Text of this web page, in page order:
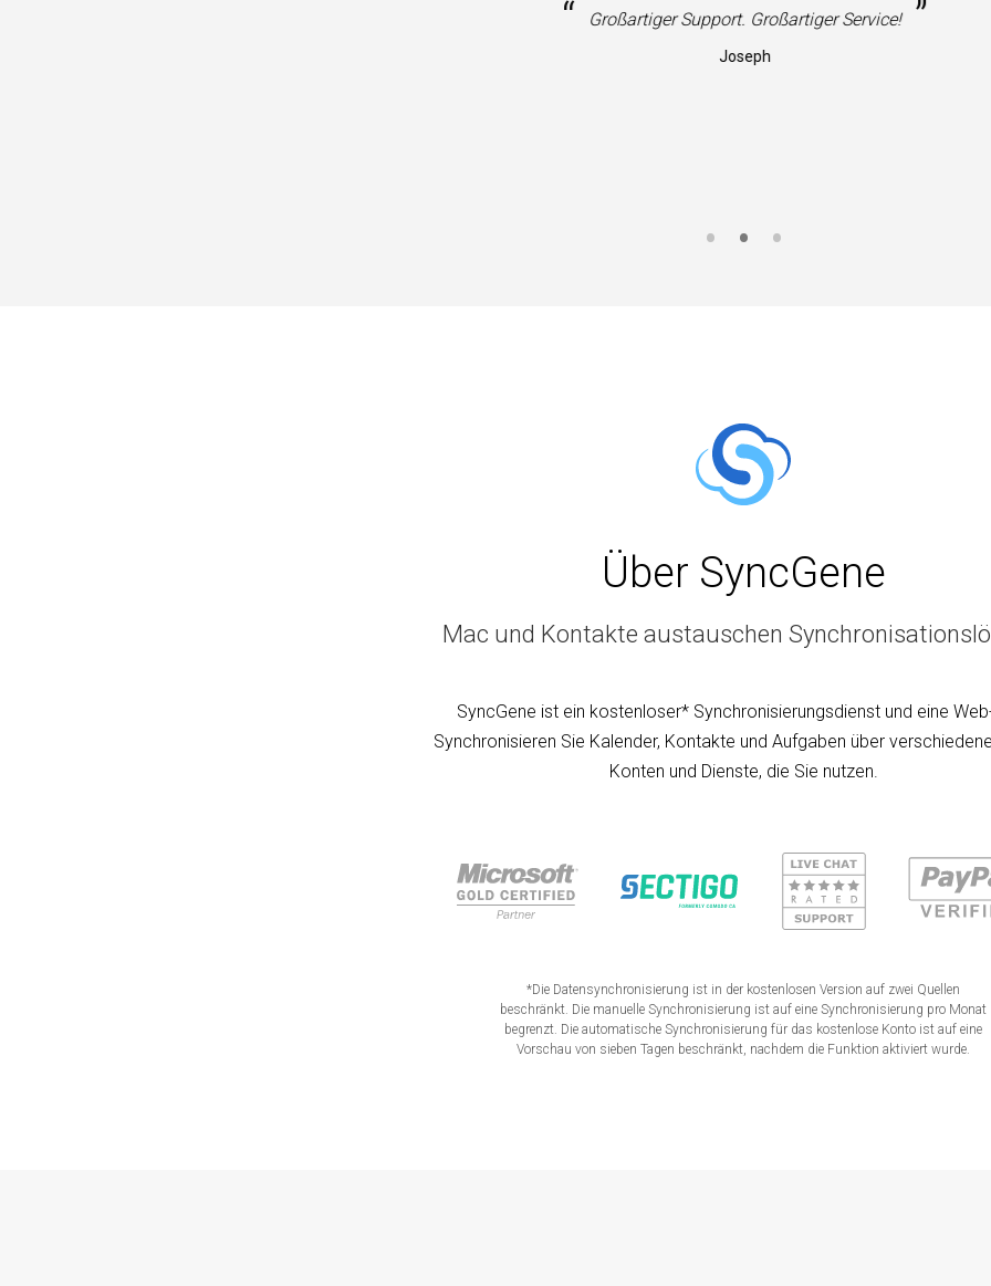
“ Großartiger Support. Großartiger Service! ”
Joseph
Über SyncGene
Mac und Kontakte austauschen
SyncGene ist ein kostenloser* Synchronisierungsdienst und eine
Synchronisieren Sie Kalender, Kontakte und Aufgaben über
Konten und Dienste, die Sie nutzen.
*Die Datensynchronisierung ist in der kostenlosen Version auf zwei Quellen
beschränkt. Die manuelle Synchronisierung ist auf eine Synchronisierung pro Monat
begrenzt. Die automatische Synchronisierung für das kostenlose Konto ist auf eine
Vorschau von sieben Tagen beschränkt, nachdem die Funktion aktiviert wurde.